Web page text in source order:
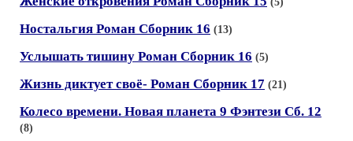
Ностальгия Роман Сборник 16 (13)
Услышать тишину Роман Сборник 16 (5)
Жизнь диктует своё- Роман Сборник 17 (21)
Колесо времени. Новая планета 9 Фэнтези Сб. 12
(8)